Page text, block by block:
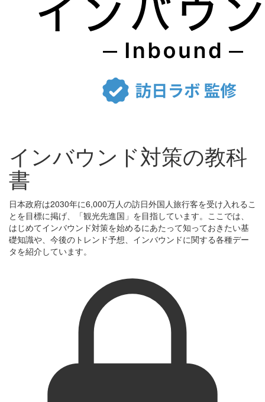
インバウンド対策の教科
書
日本政府は2030年に6,000万人の訪日外国人旅行客を受け入れるこ
とを目標に掲げ、「観光先進国」を目指しています。ここでは、
はじめてインバウンド対策を始めるにあたって知っておきたい基
礎知識や、今後のトレンド予想、インバウンドに関する各種デー
タを紹介しています。